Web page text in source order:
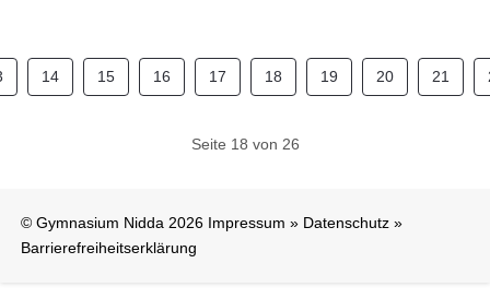
14 15 16 17 18 19 20 21
Seite 18 von 26
© Gymnasium Nidda 2026 Impressum » Datenschutz »
Barrierefreiheitserklärung